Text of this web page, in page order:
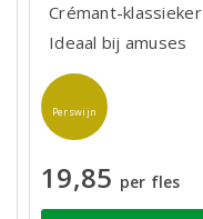
Crémant-klassieker
Ideaal bij amuses
Perswijn
19,85 per fles